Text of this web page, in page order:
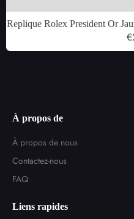
Replique Rolex President Or
À propos de
À propos de nous
Contactez-nous
FAQ
Liens rapides